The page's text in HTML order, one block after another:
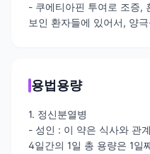
- 쿠에티아핀 투여로 조증,
보인 환자들에 있어서, 양
용법용량
1. 정신분열병
- 성인 : 이 약은 식사와 관
4일간의 1일 총 용량은 1